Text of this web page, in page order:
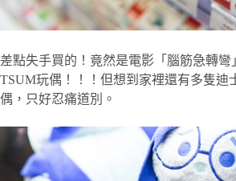
差點失手買的！竟然是電影「腦筋急轉彎
TSUM玩偶！！！但想到家裡還有多隻迪
偶，只好忍痛道別。